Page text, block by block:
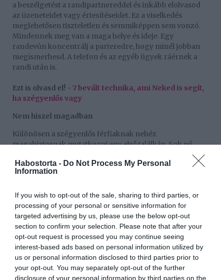
Habostorta - Do Not Process My Personal
Information
If you wish to opt-out of the sale, sharing to third parties, or
processing of your personal or sensitive information for
targeted advertising by us, please use the below opt-out
section to confirm your selection. Please note that after your
opt-out request is processed you may continue seeing
interest-based ads based on personal information utilized by
us or personal information disclosed to third parties prior to
your opt-out. You may separately opt-out of the further
disclosure of your personal information by third parties on the
a beszélgetést a randipartnereddel és inkább elolvasod
az üzeneteidet vagy értesítéseidet. Ez a viselkedés
meglehetősen tiszteletlen és semmiképpen sem vonzó.
Mindennek meg van a maga helye és ideje. Egy
randevún koncentrálj a parteredre, hogy minél jobban
megismerhesd. A telefon és az egyéb ügyek ráérnek a
randi után is.
Ezt is olvasd el! - 7 bevált technika, ami Neked is segít,
ha szégyenlős vagy
Nem hiszel magadban
Különösen a szégyenlős férfiaknak nehéz
magabiztosnak mutatkozni egy első találkán. Sok nő
inkább unalmasnak találnak egy önbizalomhiányos
pasit. Hogy ezt elkerüld, vagy legalábbis minimalizáld,
lehetsz, és használd ki őket. Ha például sok viccet ismersz,
akkor bátran vess be egyet-kettőt, a hölgyek szeretik a
humort. Viszont semmiképpen ne kérdezz vissza, hogy
jól érzi-e magát a társaságodban, helyette olvass a
testbeszédéből. Ha úgy tűnik, hogy majd elalszik, és
idegesen babrálja a mobilját, vagy nézegeti az óráját,
akkor sajnos nem vagy nyerő nála. Ha viszont őszintén
mosolyog a poénjaidon, és aktívan részt vesz a